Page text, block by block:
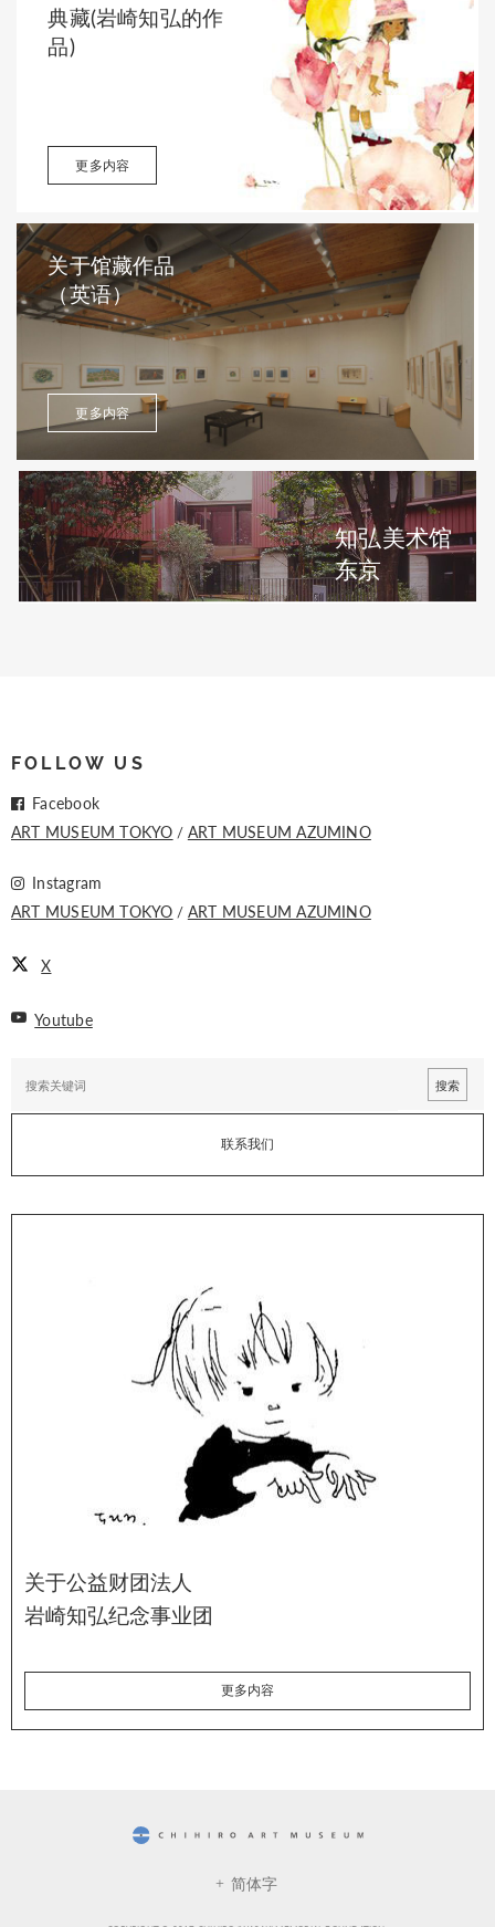
典藏(岩崎知弘的作
品)
更多内容
关于馆藏作品
（英语）
更多内容
知弘美术馆
东京
FOLLOW US
Facebook
ART MUSEUM TOKYO
ART MUSEUM AZUMINO
Instagram
ART MUSEUM TOKYO
ART MUSEUM AZUMINO
X
Youtube
联系我们
关于公益财团法人
岩崎知弘纪念事业团
更多内容
简体字